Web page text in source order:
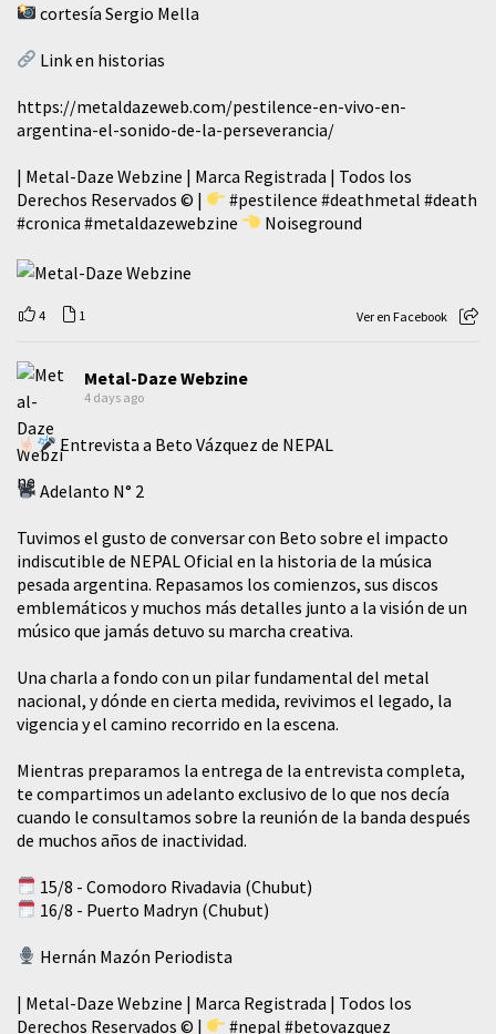
cortesía Sergio Mella
Link en historias
https://metaldazeweb.com/pestilence-en-vivo-en-
argentina-el-sonido-de-la-perseverancia/
| Metal-Daze Webzine | Marca Registrada | Todos los
Derechos Reservados © |
#pestilence #deathmetal #death
#cronica #metaldazewebzine Noiseground
4 1 Ver en Facebook
Metal-Daze Webzine
4 days ago
Entrevista a Beto Vázquez de NEPAL
Adelanto N° 2
Tuvimos el gusto de conversar con Beto sobre el impacto
indiscutible de NEPAL Oficial en la historia de la música
pesada argentina. Repasamos los comienzos, sus discos
emblemáticos y muchos más detalles junto a la visión de un
músico que jamás detuvo su marcha creativa.
​Una charla a fondo con un pilar fundamental del metal
nacional, y dónde en cierta medida, revivimos el legado, la
vigencia y el camino recorrido en la escena.
Mientras preparamos la entrega de la entrevista completa,
te compartimos un adelanto exclusivo de lo que nos decía
cuando le consultamos sobre la reunión de la banda después
de muchos años de inactividad.
15/8 - Comodoro Rivadavia (Chubut)
16/8 - Puerto Madryn (Chubut)
Hernán Mazón Periodista
| Metal-Daze Webzine | Marca Registrada | Todos los
Derechos Reservados © |
#nepal #betovazquez